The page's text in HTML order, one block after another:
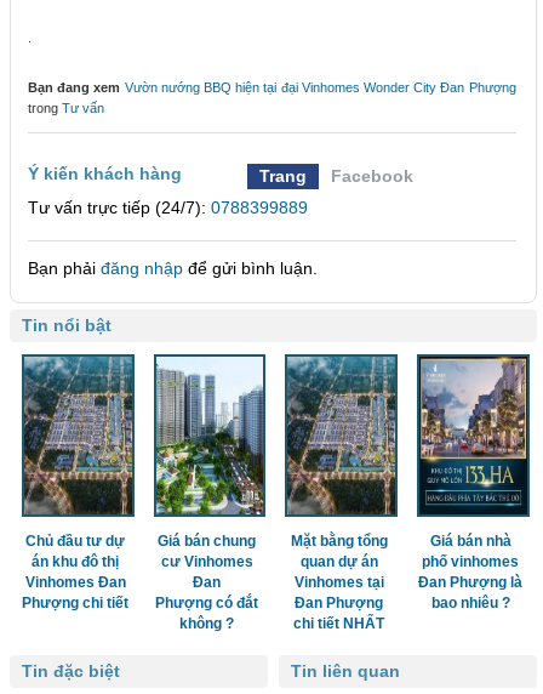
Bạn đang xem Vườn nướng BBQ hiện tại đại Vinhomes Wonder City Đan Phượng
trong Tư vấn
Ý kiến khách hàng Trang
Facebook
Tư vấn trực tiếp (24/7): 0788399889
Bạn phải đăng nhập để gửi bình luận.
Tin nổi bật
Chủ đầu tư dự
án khu đô thị
Vinhomes Đan
Phượng chi tiết
Giá bán chung
cư Vinhomes
Đan
Phượng có đắt
không ?
Mặt bằng tổng
quan dự án
Vinhomes tại
Đan Phượng
chi tiết NHẤT
Giá bán nhà
phố vinhomes
Đan Phượng là
bao nhiêu ?
Tin liên quan
Tin đặc biệt